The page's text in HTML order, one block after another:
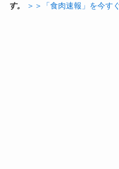
す。
＞＞「食肉速報」を今す